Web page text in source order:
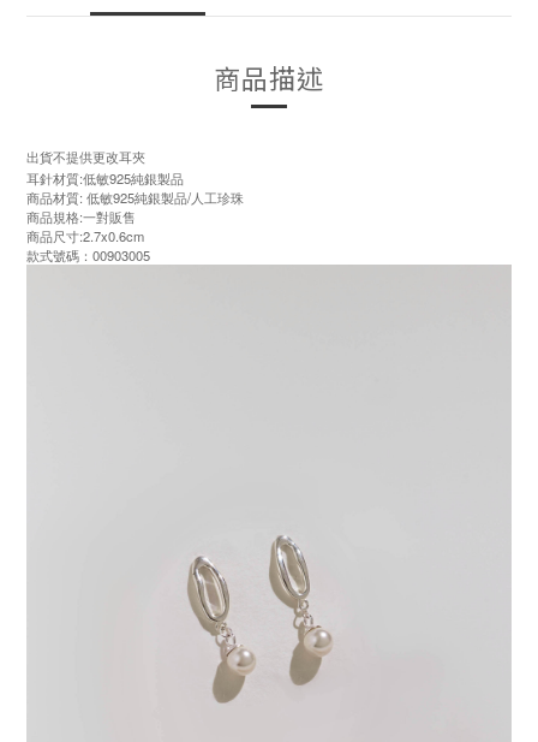
商品描述
出貨不提供更改耳夾
耳針材質:低敏925純銀製品
商品材質: 低敏925純銀製品/人工珍珠
商品規格:一對販售
商品尺寸:2.7x0.6cm
款式號碼：00903005